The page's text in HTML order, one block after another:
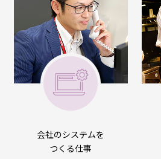
会社のシステムを
つくる仕事